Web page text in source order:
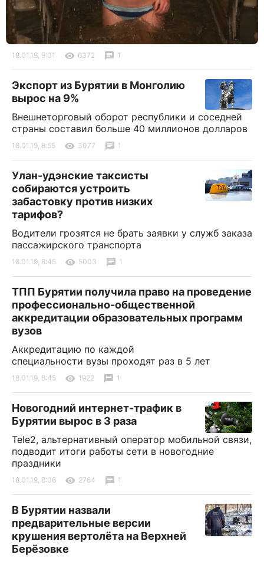
18.01.19, 9:01 6372 1
Экспорт из Бурятии в Монголию
вырос на 9%
Внешнеторговый оборот республики и соседней
страны составил больше 40 миллионов долларов
18.01.19, 8:55 3077 1
Улан-удэнские таксисты
собираются устроить
забастовку против низких
тарифов?
Водители грозятся не брать заявки у служб заказа
пассажирского транспорта
18.01.19, 8:45 5003 1
ТПП Бурятии получила право на проведение
профессионально-общественной
аккредитации образовательных программ
вузов
Аккредитацию по каждой
специальности вузы проходят раз в 5 лет
18.01.19, 8:45 1922 1
Новогодний интернет-трафик в
Бурятии вырос в 3 раза
Tele2, альтернативный оператор мобильной связи,
подводит итоги работы сети в новогодние
праздники
18.01.19, 8:06 2764 1
В Бурятии назвали
предварительные версии
крушения вертолёта на Верхней
Берёзовке